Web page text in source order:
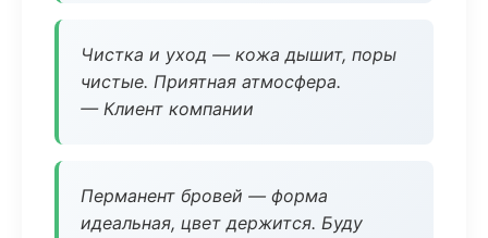
Чистка и уход — кожа дышит, поры
чистые. Приятная атмосфера.
— Клиент компании
Перманент бровей — форма
идеальная, цвет держится. Буду